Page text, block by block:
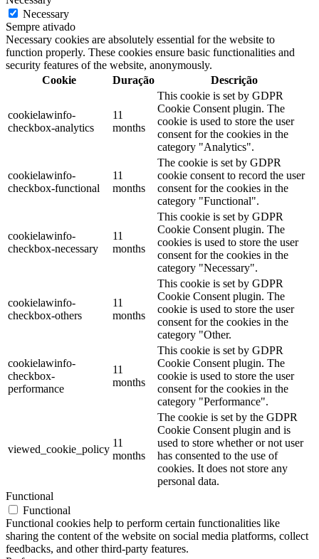
Necessary
Sempre ativado
Necessary cookies are absolutely essential for the website to
function properly. These cookies ensure basic functionalities and
security features of the website, anonymously.
Cookie
Duração Descrição
cookielawinfo-
checkbox-analytics
11
months
This cookie is set by GDPR
Cookie Consent plugin. The
cookie is used to store the user
consent for the cookies in the
category "Analytics".
cookielawinfo-
checkbox-functional
11
months
The cookie is set by GDPR
cookie consent to record the user
consent for the cookies in the
category "Functional".
cookielawinfo-
checkbox-necessary
11
months
This cookie is set by GDPR
Cookie Consent plugin. The
cookies is used to store the user
consent for the cookies in the
category "Necessary".
cookielawinfo-
checkbox-others
11
months
This cookie is set by GDPR
Cookie Consent plugin. The
cookie is used to store the user
consent for the cookies in the
category "Other.
cookielawinfo-
checkbox-
performance
11
months
This cookie is set by GDPR
Cookie Consent plugin. The
cookie is used to store the user
consent for the cookies in the
category "Performance".
viewed_cookie_policy
11
months
The cookie is set by the GDPR
Cookie Consent plugin and is
used to store whether or not user
has consented to the use of
cookies. It does not store any
personal data.
Functional
Functional
Functional cookies help to perform certain functionalities like
sharing the content of the website on social media platforms, collect
feedbacks, and other third-party features.